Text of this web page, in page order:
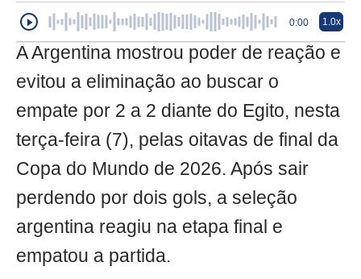
0:00 1.0x
A Argentina mostrou poder de reação e
evitou a eliminação ao buscar o
empate por 2 a 2 diante do Egito, nesta
terça-feira (7), pelas oitavas de final da
Copa do Mundo de 2026. Após sair
perdendo por dois gols, a seleção
argentina reagiu na etapa final e
empatou a partida.